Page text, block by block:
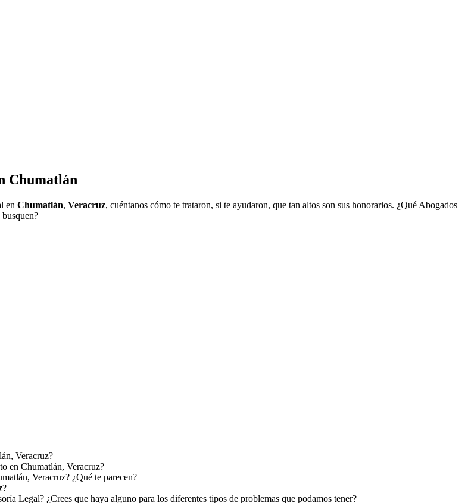
Chumatlán
en Chumatlán, Veracruz, cuéntanos cómo te trataron, si te ayudaron, que tan altos son sus honorarios. ¿Qué Abogados
Veracruz?
en Chumatlán, Veracruz?
Veracruz? ¿Qué te parecen?
?
Legal? ¿Crees que haya alguno para los diferentes tipos de problemas que podamos tener?